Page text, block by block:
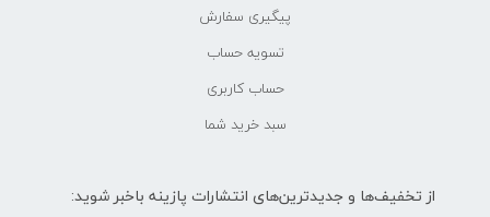
پیگیری سفارش
تسویه حساب
حساب کاربری
سبد خرید شما
از تخفیف‌ها و جدیدترین‌های انتشارات پازینه باخبر شوید: